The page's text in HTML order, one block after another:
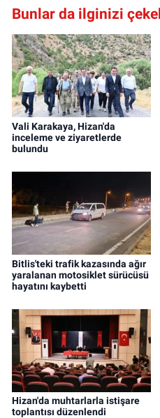
Bunlar da ilginizi
Vali Karakaya, Hizan'da
inceleme ve ziyaretlerde
bulundu
Bitlis'teki trafik kazasında ağır
yaralanan motosiklet sürücüsü
hayatını kaybetti
Hizan'da muhtarlarla istişare
toplantısı düzenlendi